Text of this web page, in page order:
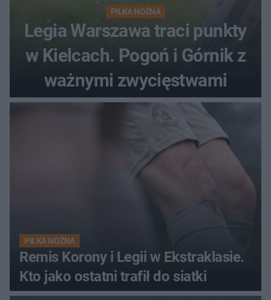
PIŁKA NOŻNA
Legia Warszawa traci punkty
w Kielcach. Pogoń i Górnik z
ważnymi zwycięstwami
PIŁKA NOŻNA
Remis Korony i Legii w Ekstraklasie.
Kto jako ostatni trafił do siatki